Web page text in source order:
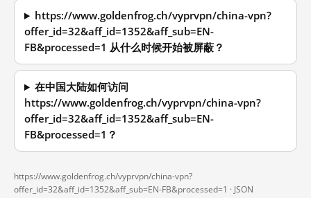
https://www.goldenfrog.ch/vyprvpn/china-vpn?
offer_id=32&aff_id=1352&aff_sub=EN-
FB&processed=1 从什么时候开始被屏蔽？
在中国大陆如何访问
https://www.goldenfrog.ch/vyprvpn/china-vpn?
offer_id=32&aff_id=1352&aff_sub=EN-
FB&processed=1？
https://www.goldenfrog.ch/vyprvpn/china-vpn?
offer_id=32&aff_id=1352&aff_sub=EN-FB&processed=1 · JSON